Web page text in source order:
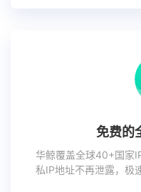
免费的
华鲸覆盖全球40+国家
私IP地址不再泄露，极